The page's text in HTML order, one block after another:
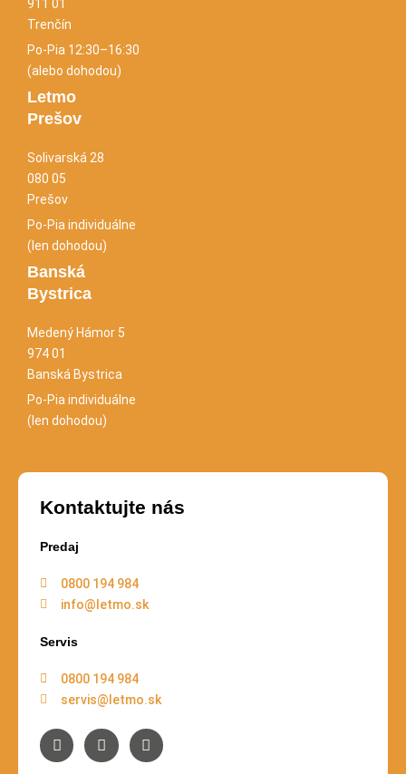
911 01
Trenčín
Po-Pia 12:30–16:30
(alebo dohodou)
Letmo
Prešov
Solivarská 28
080 05
Prešov
Po-Pia individuálne
(len dohodou)
Banská
Bystrica
Medený Hámor 5
974 01
Banská Bystrica
Po-Pia individuálne
(len dohodou)
Kontaktujte nás
Predaj
0800 194 984
info@letmo.sk
Servis
0800 194 984
servis@letmo.sk